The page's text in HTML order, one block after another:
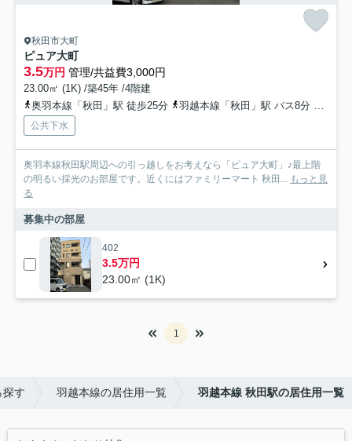
秋田市大町
ピュア大町
3.5万円 管理/共益費3,000円
23.00㎡ (1K) /築45年 /4階建
奥羽本線「秋田」駅 徒歩25分
羽越本線「秋田」駅 バス8分 秋田中央交通「大町五丁目」 停歩1分
公共下水
奥羽本線秋田駅周辺への引っ越しをお考えなら「ピュア大町」♪最上階
の明るい採光のお部屋です。近くにはファミリーマート 秋田... もっと見
る
募集中の部屋
402
3.5万円
23.00㎡ (1K)
1
探す 羽越本線の居住用一覧 羽越本線 秋田駅の居住用一覧